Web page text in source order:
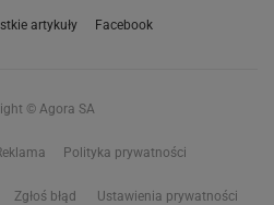
artykuły Facebook
© Agora SA
Polityka prywatności
Zgłoś błąd Ustawienia prywatności